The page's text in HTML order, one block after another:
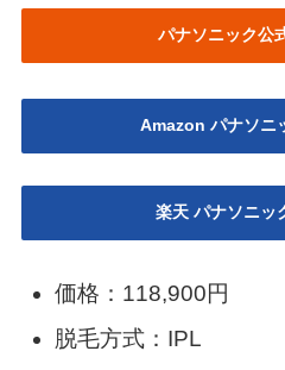
パナソニック公
Amazon パナソニ
楽天 パナソニッ
価格：118,900円
脱毛方式：IPL